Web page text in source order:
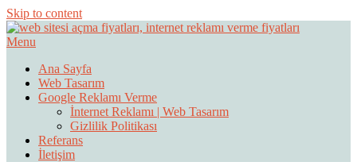
Skip to content
Web Sitesi Açma, İnternet Sitesi
Fiyatları
Menu
Ana Sayfa
Web Tasarım
Google Reklamı Verme
İnternet Reklamı | Web Tasarım
Gizlilik Politikası
Referans
İletişim